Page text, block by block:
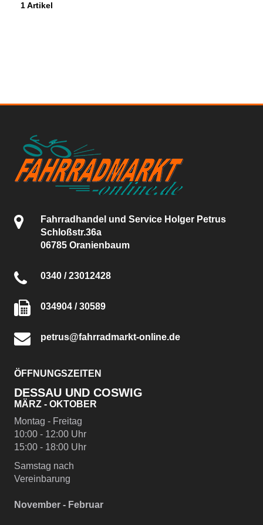
1 Artikel
Fahrradhandel und Service Holger Petrus
Schloßstr.36a
06785 Oranienbaum
0340 / 23012428
034904 / 30589
petrus@fahrradmarkt-online.de
ÖFFNUNGSZEITEN
DESSAU UND COSWIG
MÄRZ - OKTOBER
Montag - Freitag
10:00 - 12:00 Uhr
15:00 - 18:00 Uhr
Samstag nach
Vereinbarung
November - Februar